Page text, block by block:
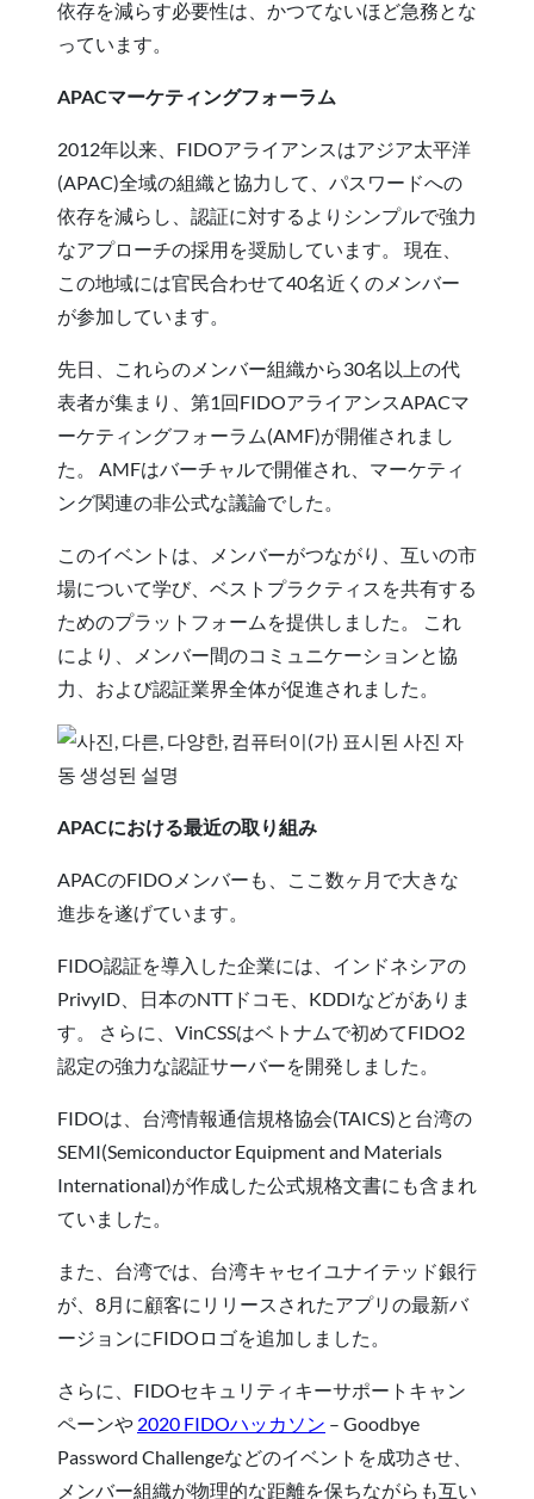
依存を減らす必要性は、かつてないほど急務とな
っています。
APACマーケティングフォーラム
2012年以来、FIDOアライアンスはアジア太平洋
(APAC)全域の組織と協力して、パスワードへの
依存を減らし、認証に対するよりシンプルで強力
なアプローチの採用を奨励しています。 現在、
この地域には官民合わせて40名近くのメンバー
が参加しています。
先日、これらのメンバー組織から30名以上の代
表者が集まり、第1回FIDOアライアンスAPACマ
ーケティングフォーラム(AMF)が開催されまし
た。 AMFはバーチャルで開催され、マーケティ
ング関連の非公式な議論でした。
このイベントは、メンバーがつながり、互いの市
場について学び、ベストプラクティスを共有する
ためのプラットフォームを提供しました。 これ
により、メンバー間のコミュニケーションと協
力、および認証業界全体が促進されました。
APACにおける最近の取り組み
APACのFIDOメンバーも、ここ数ヶ月で大きな
進歩を遂げています。
FIDO認証を導入した企業には、インドネシアの
PrivyID、日本のNTTドコモ、KDDIなどがありま
す。 さらに、VinCSSはベトナムで初めてFIDO2
認定の強力な認証サーバーを開発しました。
FIDOは、台湾情報通信規格協会(TAICS)と台湾の
SEMI(Semiconductor Equipment and Materials
International)が作成した公式規格文書にも含まれ
ていました。
また、台湾では、台湾キャセイユナイテッド銀行
が、8月に顧客にリリースされたアプリの最新バ
ージョンにFIDOロゴを追加しました。
さらに、FIDOセキュリティキーサポートキャン
ペーンや 2020 FIDOハッカソン – Goodbye
Password Challengeなどのイベントを成功させ、
メンバー組織が物理的な距離を保ちながらも互い